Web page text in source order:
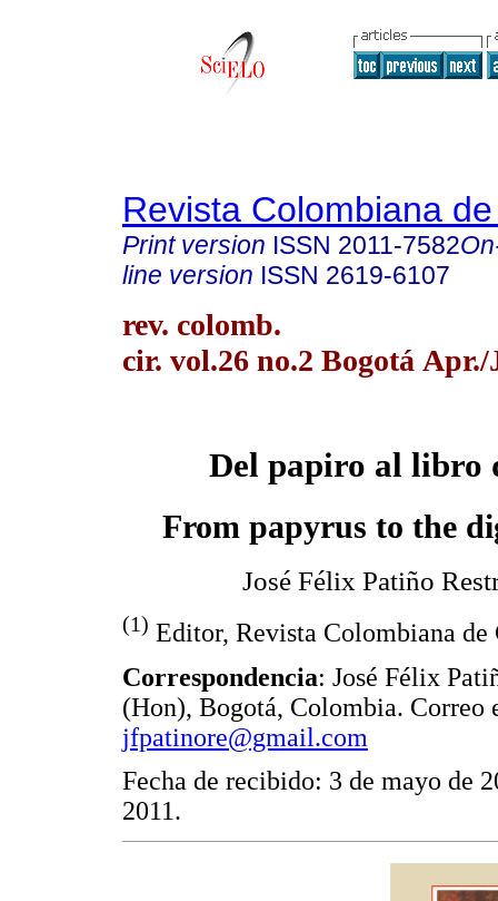
Revista Colombiana
Print version ISSN 2011-7582
line version ISSN 2619-6107
rev. colomb.
cir. vol.26 no.2 Bogotá Apr./
Del papiro al libro
From papyrus to the
José Félix Patiño
(1) Editor, Revista Colombiana de
Correspondencia: José Félix
(Hon), Bogotá, Colombia. Correo
jfpatinore@gmail.com
Fecha de recibido: 3 de mayo de
2011.